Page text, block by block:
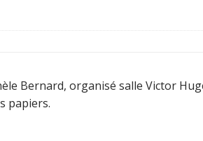
Bernard, organisé salle Victor
papiers.